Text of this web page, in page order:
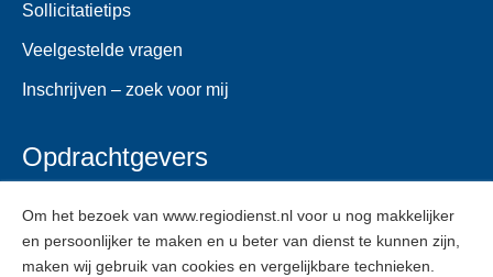
Sollicitatietips
Veelgestelde vragen
Inschrijven – zoek voor mij
Opdrachtgevers
Veelgestelde vragen
Om het bezoek van www.regiodienst.nl voor u nog makkelijker
en persoonlijker te maken en u beter van dienst te kunnen zijn,
maken wij gebruik van cookies en vergelijkbare technieken.